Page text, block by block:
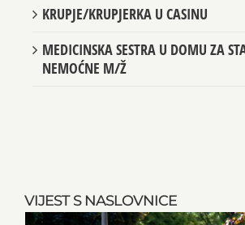
VIJEST S NASLOVNICE
KRUPJE/KRUPJERKA U CASINU
MEDICINSKA SESTRA U DOMU ZA
NEMOĆNE M/Ž